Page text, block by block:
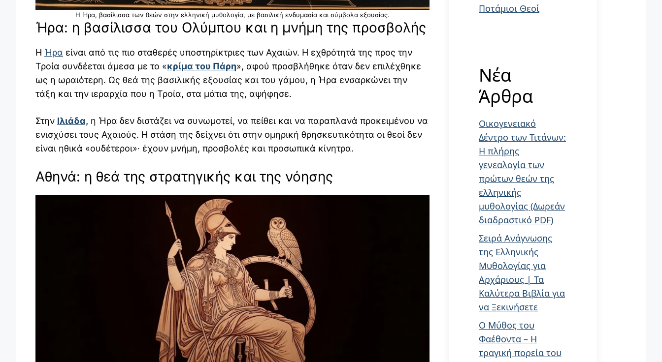
Η Ήρα, βασίλισσα των θεών στην ελληνική μυθολογία, με βασιλική ενδυμασία και σύμβολα εξουσίας.
Ήρα: η βασίλισσα του Ολύμπου και η μνήμη της προσβολής
Η Ήρα είναι από τις πιο σταθερές υποστηρίκτριες των Αχαιών. Η εχθρότητά της προς την
Τροία συνδέεται άμεσα με το «κρίμα του Πάρη», αφού προσβλήθηκε όταν δεν επιλέχθηκε
ως η ωραιότερη. Ως θεά της βασιλικής εξουσίας και του γάμου, η Ήρα ενσαρκώνει την
τάξη και την ιεραρχία που η Τροία, στα μάτια της, αψήφησε.
Στην Ιλιάδα, η Ήρα δεν διστάζει να συνωμοτεί, να πείθει και να παραπλανά προκειμένου να
ενισχύσει τους Αχαιούς. Η στάση της δείχνει ότι στην ομηρική θρησκευτικότητα οι θεοί δεν
είναι ηθικά «ουδέτεροι»· έχουν μνήμη, προσβολές και προσωπικά κίνητρα.
Αθηνά: η θεά της στρατηγικής και της νόησης
Ποτάμιοι Θεοί
Νέα
Άρθρα
Οικογενειακό
Δέντρο των Τιτάνων:
Η πλήρης
γενεαλογία των
πρώτων θεών της
ελληνικής
μυθολογίας (Δωρεάν
διαδραστικό PDF)
Σειρά Ανάγνωσης
της Ελληνικής
Μυθολογίας για
Αρχάριους | Τα
Καλύτερα Βιβλία για
να Ξεκινήσετε
Ο Μύθος του
Φαέθοντα – Η
τραγική πορεία του